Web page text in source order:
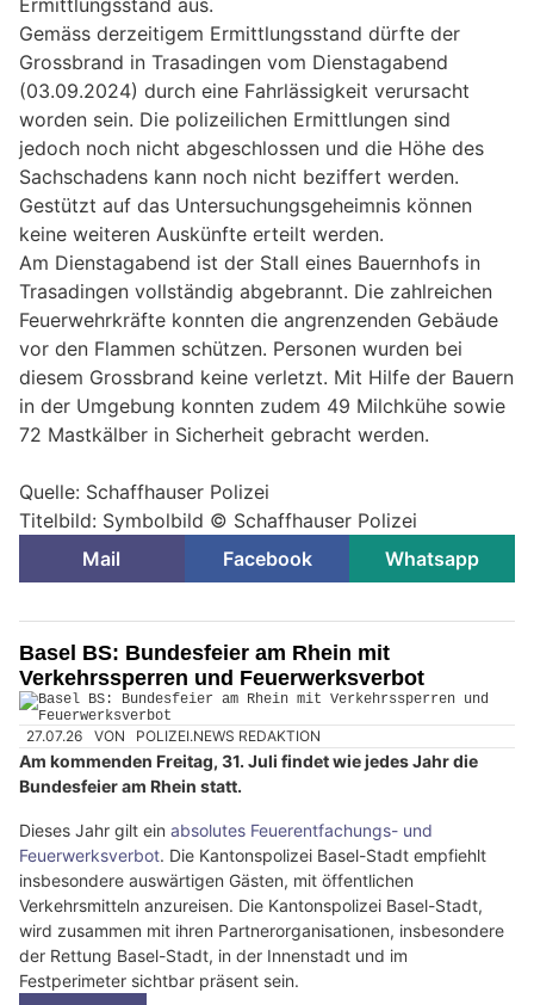
Gemäss derzeitigem Ermittlungsstand dürfte der
Grossbrand in Trasadingen vom Dienstagabend
(03.09.2024) durch eine Fahrlässigkeit verursacht
worden sein. Die polizeilichen Ermittlungen sind
jedoch noch nicht abgeschlossen und die Höhe des
Sachschadens kann noch nicht beziffert werden.
Gestützt auf das Untersuchungsgeheimnis können
keine weiteren Auskünfte erteilt werden.
Am Dienstagabend ist der Stall eines Bauernhofs in
Trasadingen vollständig abgebrannt. Die zahlreichen
Feuerwehrkräfte konnten die angrenzenden Gebäude
vor den Flammen schützen. Personen wurden bei
diesem Grossbrand keine verletzt. Mit Hilfe der Bauern
in der Umgebung konnten zudem 49 Milchkühe sowie
72 Mastkälber in Sicherheit gebracht werden.
Quelle: Schaffhauser Polizei
Titelbild: Symbolbild © Schaffhauser Polizei
Mail
Facebook Whatsapp
Basel BS: Bundesfeier am Rhein mit
Verkehrssperren und Feuerwerksverbot
27.07.26 VON POLIZEI.NEWS REDAKTION
Am kommenden Freitag, 31. Juli findet wie jedes Jahr die
Bundesfeier am Rhein statt.
Dieses Jahr gilt ein absolutes Feuerentfachungs- und
Feuerwerksverbot. Die Kantonspolizei Basel-Stadt empfiehlt
insbesondere auswärtigen Gästen, mit öffentlichen
Verkehrsmitteln anzureisen. Die Kantonspolizei Basel-Stadt,
wird zusammen mit ihren Partnerorganisationen, insbesondere
der Rettung Basel-Stadt, in der Innenstadt und im
Festperimeter sichtbar präsent sein.